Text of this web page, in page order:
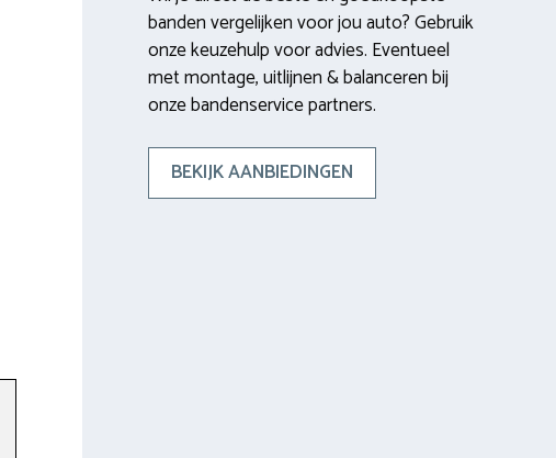
banden vergelijken voor jou auto? Gebruik
onze keuzehulp voor advies. Eventueel
met montage, uitlijnen & balanceren bij
onze bandenservice partners.
BEKIJK AANBIEDINGEN